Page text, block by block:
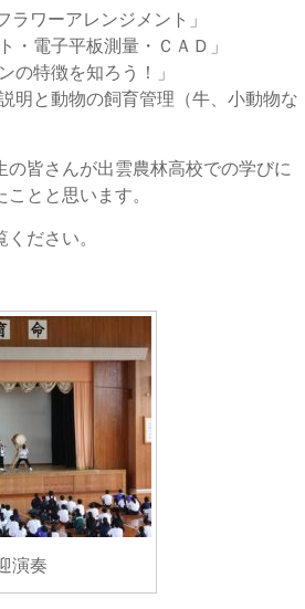
ラワーアレンジメント」
・電子平板測量・ＣＡＤ」
の特徴を知ろう！」
明と動物の飼育管理（牛、小動物な
の皆さんが出雲農林高校での学びに
とと思います。
ださい。
演奏